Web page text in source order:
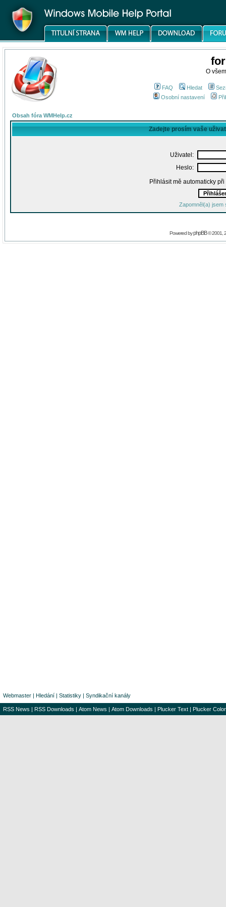
O
FAQ Hledat
Osobní nastavení
Obsah fóra WMHelp.cz
Zadejte prosím vaše
Uživatel:
Heslo:
Přihlásit mě automaticky
Zapomněl(a) jsem
Powered byphpBB© 2001,
Webmaster | Hledání | Statistiky | Syndikační kanály
RSS News | RSS Downloads | Atom News | Atom Downloads | Plucker Text | Plucker Color